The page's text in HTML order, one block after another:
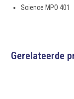
Science MPO 401
Gerelateerde